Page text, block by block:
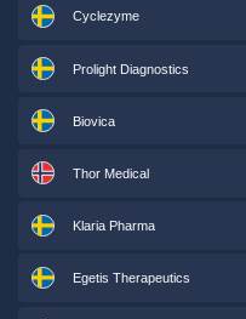
Cyclezyme
Prolight Diagnostics
Biovica
Thor Medical
Klaria Pharma
Egetis Therapeutics